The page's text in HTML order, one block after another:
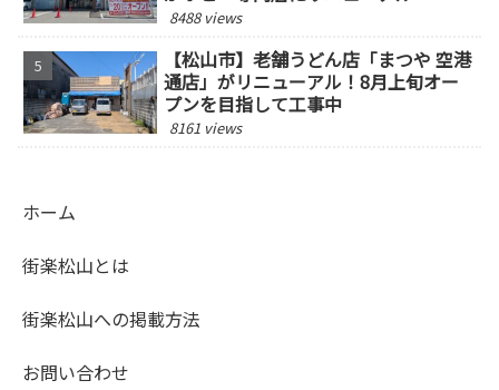
8488 views
【松山市】老舗うどん店「まつや 空港
通店」がリニューアル！8月上旬オー
プンを目指して工事中
8161 views
ホーム
街楽松山とは
街楽松山への掲載方法
お問い合わせ